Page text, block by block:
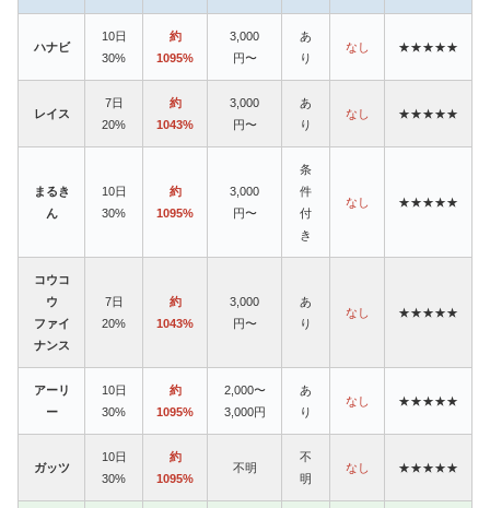
ハナビ
10日
30%
約
1095%
3,000
円〜
あ
り
なし ★★★★★
レイス
7日
20%
約
1043%
3,000
円〜
あ
り
なし ★★★★★
まるき
ん
10日
30%
約
1095%
3,000
円〜
条
件
付
き
なし ★★★★★
コウコ
ウ
ファイ
ナンス
7日
20%
約
1043%
3,000
円〜
あ
り
なし ★★★★★
アーリ
ー
10日
30%
約
1095%
2,000〜
3,000円
あ
り
なし ★★★★★
ガッツ
10日
30%
約
1095%
不明
不
明
なし ★★★★★